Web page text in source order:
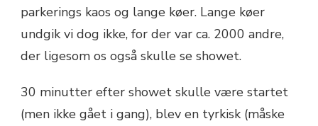
parkerings kaos og lange køer. Lange køer
undgik vi dog ikke, for der var ca. 2000 andre,
der ligesom os også skulle se showet.
30 minutter efter showet skulle være startet
(men ikke gået i gang), blev en tyrkisk (måske